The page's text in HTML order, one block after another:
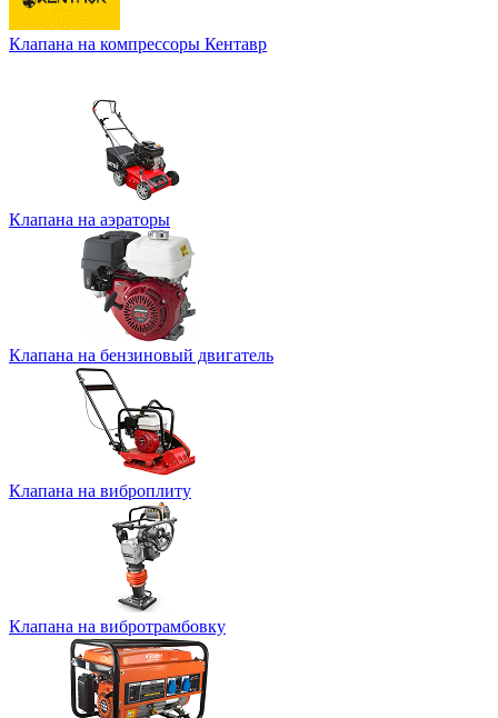
Клапана на компрессоры Кентавр
Клапана на аэраторы
Клапана на бензиновый двигатель
Клапана на виброплиту
Клапана на вибротрамбовку